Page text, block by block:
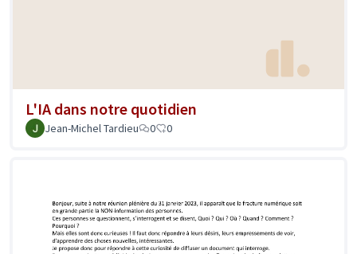
L'IA dans notre quotidien
Jean-Michel Tardieu 0 0